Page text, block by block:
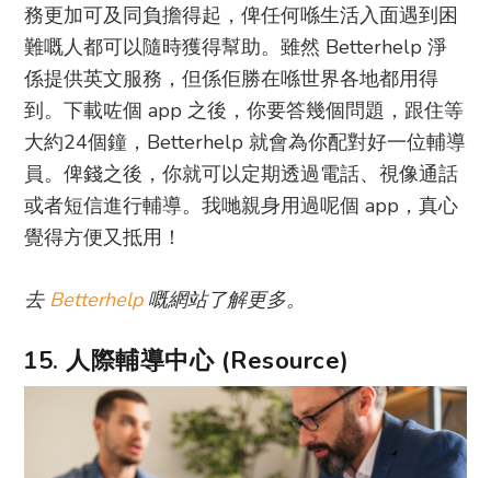
務更加可及同負擔得起，俾任何喺生活入面遇到困
難嘅人都可以隨時獲得幫助。雖然 Betterhelp 淨
係提供英文服務，但係佢勝在喺世界各地都用得
到。下載咗個 app 之後，你要答幾個問題，跟住等
大約24個鐘，Betterhelp 就會為你配對好一位輔導
員。俾錢之後，你就可以定期透過電話、視像通話
或者短信進行輔導。我哋親身用過呢個 app，真心
覺得方便又抵用！
去 Betterhelp嘅網站了解更多。
15. 人際輔導中心 (Resource)